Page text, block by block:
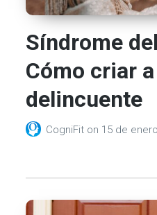
Síndrome
Cómo criar
delincuente
CogniFit on 15 de